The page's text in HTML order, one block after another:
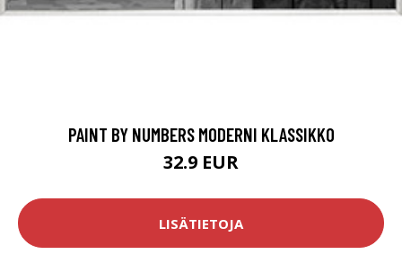
PAINT BY NUMBERS MODERNI KLASSIKKO
32.9 EUR
LISÄTIETOJA